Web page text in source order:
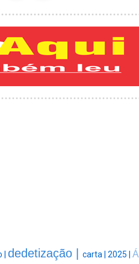
dedetização | carta | 2025 |